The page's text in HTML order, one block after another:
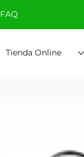
Tienda Online
FAQ